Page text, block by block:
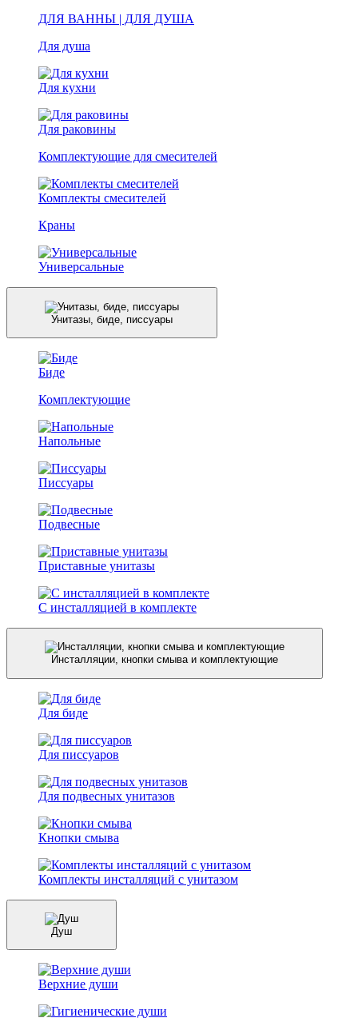
ДЛЯ ВАННЫ | ДЛЯ ДУША
Для душа
Для кухни
Для раковины
Комплектующие для смесителей
Комплекты смесителей
Краны
Универсальные
Унитазы, биде, писсуары
Биде
Комплектующие
Напольные
Писсуары
Подвесные
Приставные унитазы
С инсталляцией в комплекте
Инсталляции, кнопки смыва и комплектующие
Для биде
Для писсуаров
Для подвесных унитазов
Кнопки смыва
Комплекты инсталляций с унитазом
Душ
Верхние души